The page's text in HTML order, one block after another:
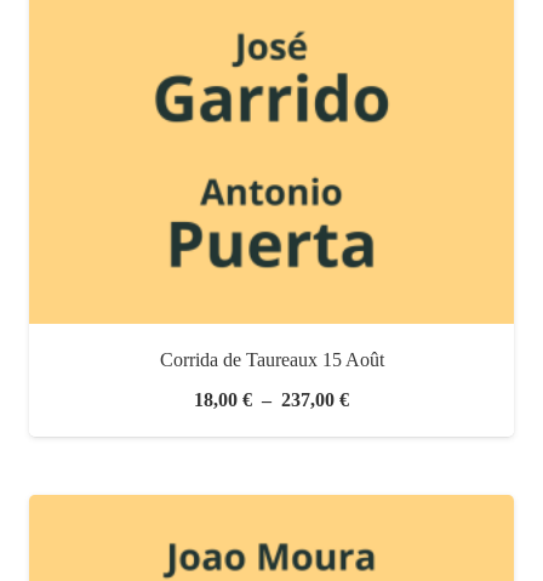
Corrida de Taureaux 15 Août
18,00 € – 237,00 €Plage
de
18,00 €
237,00 €